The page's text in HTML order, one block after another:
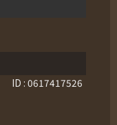
ID : 0617417526